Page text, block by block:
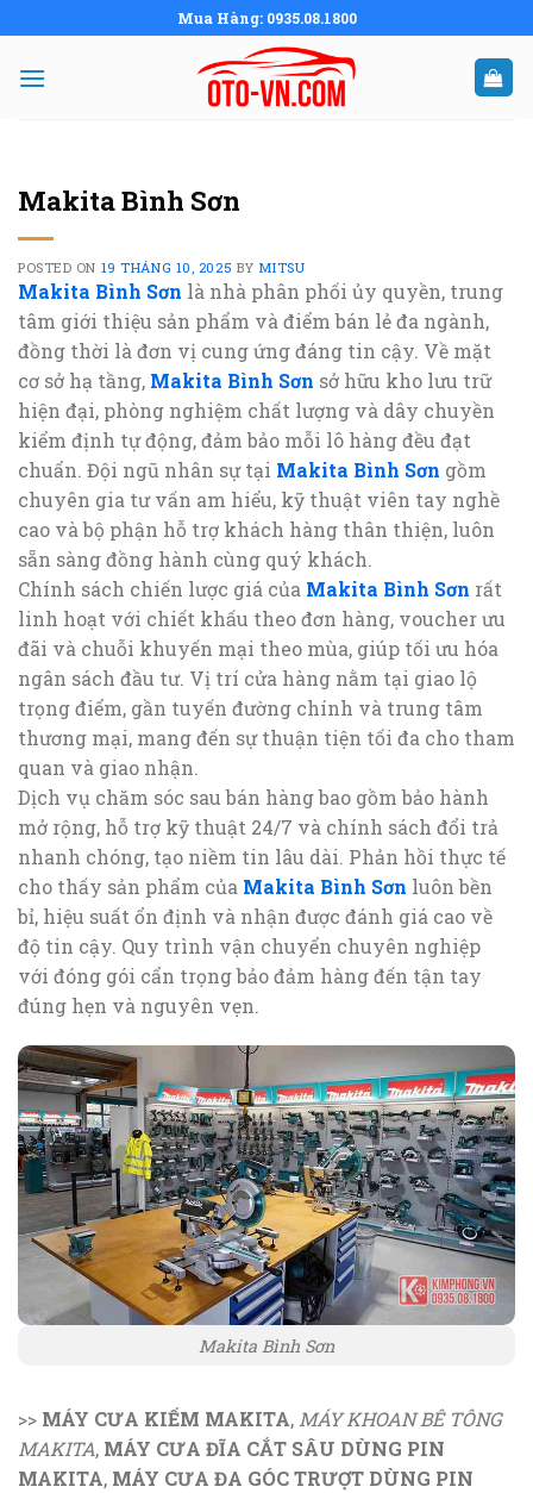
to
content
Mua Hàng: 0935.08.1800
Makita Bình Sơn
POSTED ON 19 THÁNG 10, 2025 BY MITSU
Makita Bình Sơn là nhà phân phối ủy quyền, trung
tâm giới thiệu sản phẩm và điểm bán lẻ đa ngành,
đồng thời là đơn vị cung ứng đáng tin cậy. Về mặt
cơ sở hạ tầng, Makita Bình Sơn sở hữu kho lưu trữ
hiện đại, phòng nghiệm chất lượng và dây chuyền
kiểm định tự động, đảm bảo mỗi lô hàng đều đạt
chuẩn. Đội ngũ nhân sự tại Makita Bình Sơn gồm
chuyên gia tư vấn am hiểu, kỹ thuật viên tay nghề
cao và bộ phận hỗ trợ khách hàng thân thiện, luôn
sẵn sàng đồng hành cùng quý khách.
Chính sách chiến lược giá của Makita Bình Sơn rất
linh hoạt với chiết khấu theo đơn hàng, voucher ưu
đãi và chuỗi khuyến mại theo mùa, giúp tối ưu hóa
ngân sách đầu tư. Vị trí cửa hàng nằm tại giao lộ
trọng điểm, gần tuyến đường chính và trung tâm
thương mại, mang đến sự thuận tiện tối đa cho tham
quan và giao nhận.
Dịch vụ chăm sóc sau bán hàng bao gồm bảo hành
mở rộng, hỗ trợ kỹ thuật 24/7 và chính sách đổi trả
nhanh chóng, tạo niềm tin lâu dài. Phản hồi thực tế
cho thấy sản phẩm của Makita Bình Sơn luôn bền
bỉ, hiệu suất ổn định và nhận được đánh giá cao về
độ tin cậy. Quy trình vận chuyển chuyên nghiệp
với đóng gói cẩn trọng bảo đảm hàng đến tận tay
đúng hẹn và nguyên vẹn.
Makita Bình Sơn
>> MÁY CƯA KIẾM MAKITA, MÁY KHOAN BÊ TÔNG
MAKITA, MÁY CƯA ĐĨA CẮT SÂU DÙNG PIN
MAKITA, MÁY CƯA ĐA GÓC TRƯỢT DÙNG PIN